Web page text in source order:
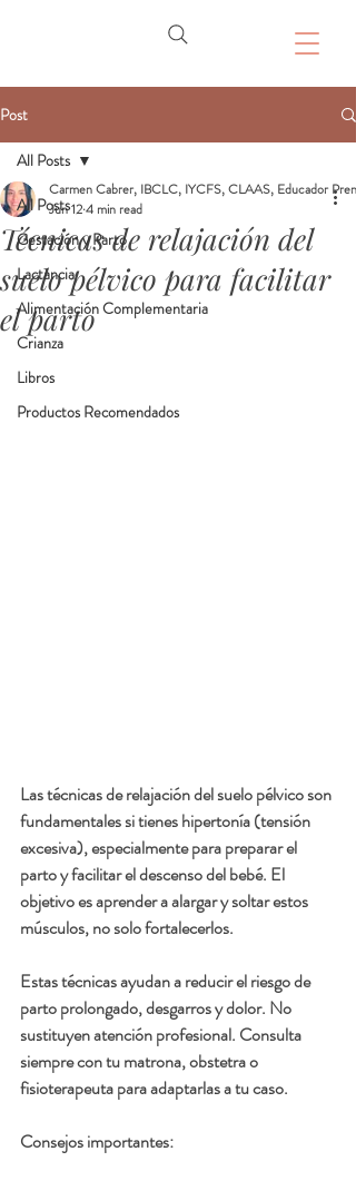
Post
All Posts
Gestación y Parto
Lactancia
Alimentación Complementaria
Crianza
Libros
Productos Recomendados
All Posts
Técnicas de relajación del
suelo pélvico para facilitar
el parto
Carmen Cabrer, IBCLC, IYCFS, CLAAS, Educador
Jun 124 min read
Las técnicas de relajación del suelo pélvico son
fundamentales si tienes hipertonía (tensión
excesiva), especialmente para preparar el
parto y facilitar el descenso del bebé. El
objetivo es aprender a alargar y soltar estos
músculos, no solo fortalecerlos.
Estas técnicas ayudan a reducir el riesgo de
parto prolongado, desgarros y dolor. No
sustituyen atención profesional. Consulta
siempre con tu matrona, obstetra o
fisioterapeuta para adaptarlas a tu caso.
Consejos importantes: